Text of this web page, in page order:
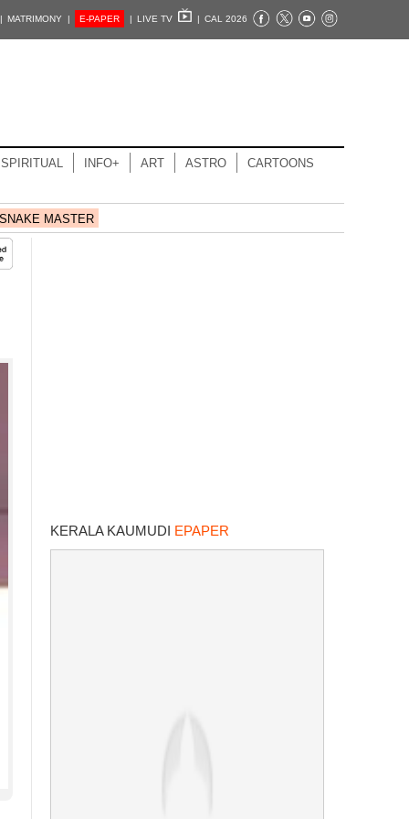
MATRIMONY | E-PAPER | LIVE TV | CAL 2026
SPIRITUAL INFO+ ART ASTRO CARTOONS
MASTER
KERALA KAUMUDI EPAPER